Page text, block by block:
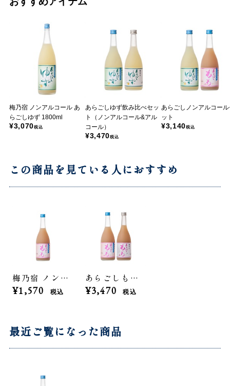
梅乃宿 ノンアルコール あ
らごしゆず 1800ml
¥3,070税込
あらごしゆず飲み比べセッ
ト（ノンアルコール&アル
コール）
¥3,470税込
あらごしノンアルコー
ット
¥3,140税込
この商品を見ている人におすすめ
梅乃宿 ノンアルコール あらごしもも 720mL
¥1,570 税込
あらごしもも飲み比べセット（ノンアルコール&アルコール）
¥3,470 税込
最近ご覧になった商品